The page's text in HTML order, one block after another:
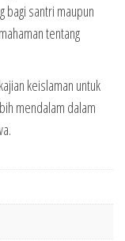
bagi santri maupun
tentang
keislaman untuk
mendalam dalam